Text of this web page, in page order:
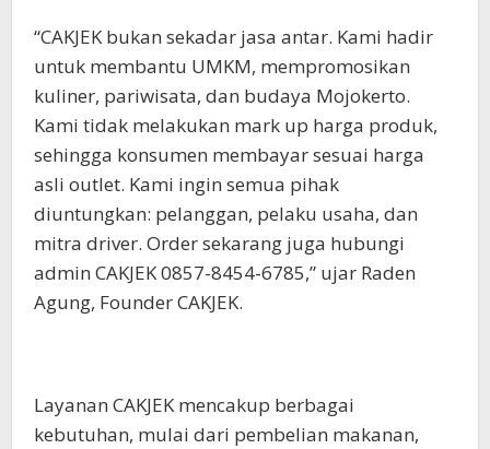
“CAKJEK bukan sekadar jasa antar. Kami hadir
untuk membantu UMKM, mempromosikan
kuliner, pariwisata, dan budaya Mojokerto.
Kami tidak melakukan mark up harga produk,
sehingga konsumen membayar sesuai harga
asli outlet. Kami ingin semua pihak
diuntungkan: pelanggan, pelaku usaha, dan
mitra driver. Order sekarang juga hubungi
admin CAKJEK 0857-8454-6785,” ujar Raden
Agung, Founder CAKJEK.
Layanan CAKJEK mencakup berbagai
kebutuhan, mulai dari pembelian makanan,